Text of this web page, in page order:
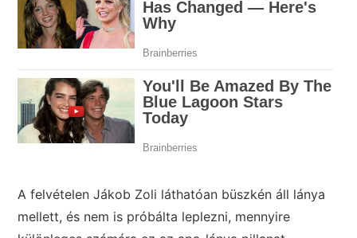
A felvételen Jákob Zoli láthatóan büszkén áll lánya
mellett, és nem is próbálta leplezni, mennyire